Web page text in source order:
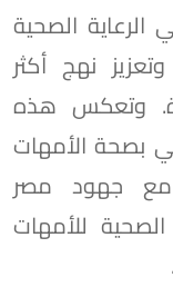
الصحية
نهج أكثر
وتعكس هذه
بصحة الأمهات
مع جهود مصر
للأمهات